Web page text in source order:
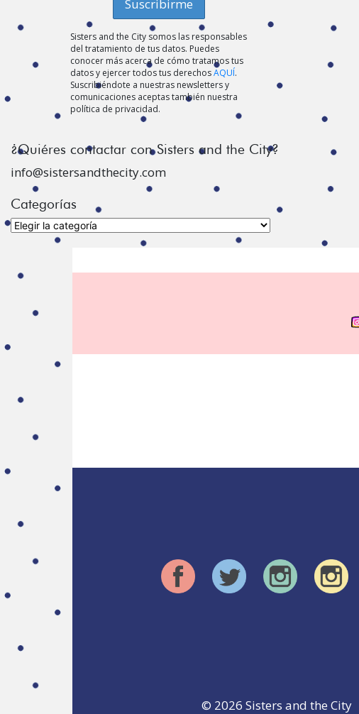
Sisters and the City somos las responsables
del tratamiento de tus datos. Puedes
conocer más acerca de cómo tratamos tus
datos y ejercer todos tus derechosAQUÍ.
Suscribiéndote a nuestras newsletters y
comunicaciones aceptas también nuestra
política de privacidad.
¿Quiéres contactar con Sisters and the City?
info@sistersandthecity.com
Categorías
Categorías
© 2026 Sisters and the City